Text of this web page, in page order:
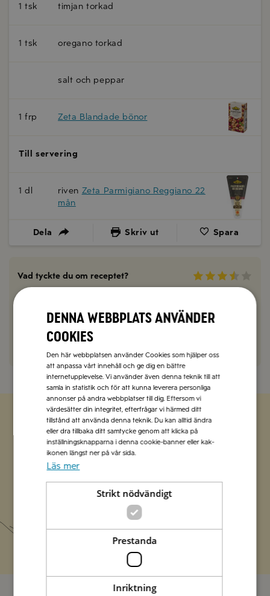
1 tsk timjan torkad
1 tsk oregano torkad
salt och peppar
1 frp Zeta Blandade bönor
Till servering
1 dl riven Zeta Parmigiano Reggiano 22
mån
Dela Skriv ut Spara
Vad tyckte du om receptet?
Zetas populära nyhetsbrev
Missa inte att vi har flera olika nyhetsbrev som
förenklar vardagen och förgyller helgen med
italienska smaker.
Prenumerera
Denna webbplats använder
cookies
Den här webbplatsen använder Cookies som hjälper oss
att anpassa vårt innehåll och ge dig en bättre
internetupplevelse. Vi använder även denna teknik till att
samla in statistik och för att kunna leverera personliga
annonser på andra webbplatser till dig. Eftersom vi
värdesätter din integritet, efterfrågar vi härmed ditt
tillstånd att använda denna teknik. Du kan alltid ändra
eller dra tillbaka ditt samtycke genom att klicka på
inställningsknapparna i denna cookie-banner eller kak-
ikonen längst ner på vår sida.
Läs mer
Strikt nödvändigt
Prestanda
Inriktning